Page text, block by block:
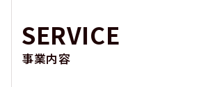
SERVICE
事業内容